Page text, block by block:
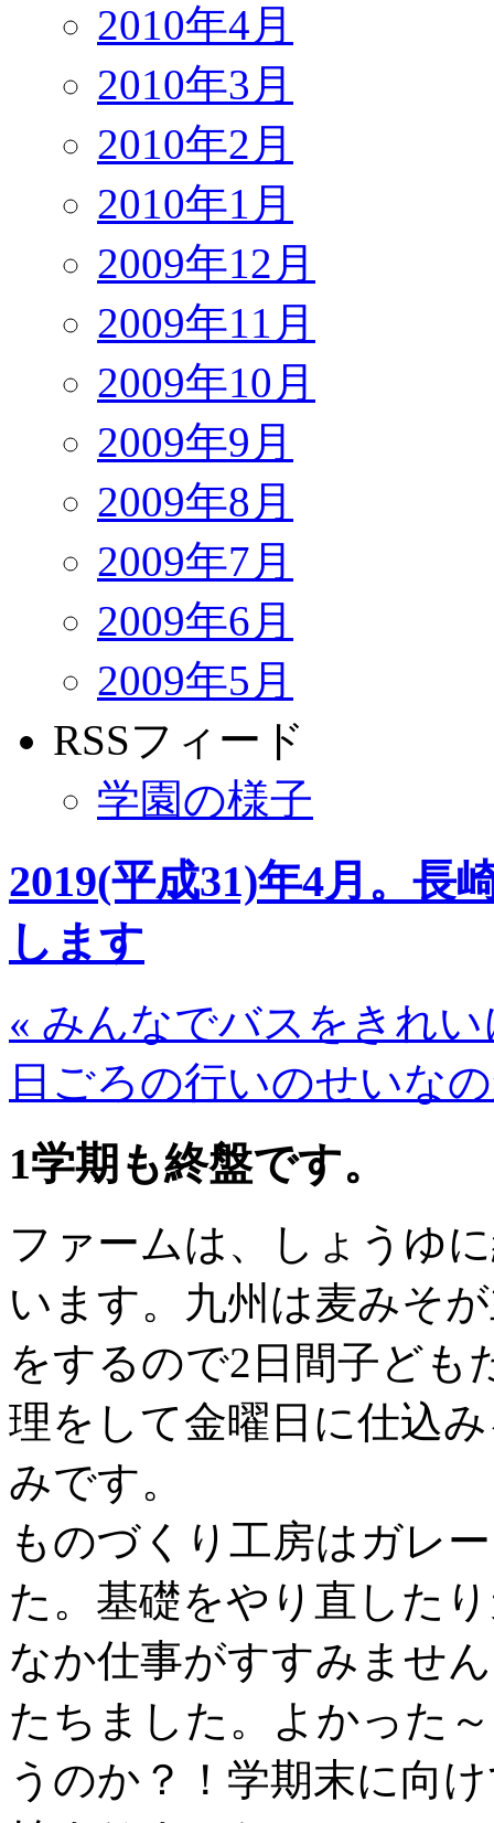
2010年4月
2010年3月
2010年2月
2010年1月
2009年12月
2009年11月
2009年10月
2009年9月
2009年8月
2009年7月
2009年6月
2009年5月
RSSフィード
学園の様子
2019(平成31)年4月。長
します
« みんなでバスをきれ
日ごろの行いのせいな
1学期も終盤です。
ファームは、しょうゆ
います。九州は麦みそ
をするので2日間子ども
理をして金曜日に仕込
みです。
ものづくり工房はガレ
た。基礎をやり直した
なか仕事がすすみませ
たちました。よかった
うのか？！学期末に向